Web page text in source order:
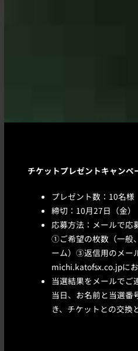
チケットプレゼントキャンペ
プレゼント数：10名様
締切：10月27日（金）
応募方法：メールで応
①ご希望の枚数（一般
ーム）③返信用のメー
michi.katofsx.co.jpにお
当選結果をメールでご
当日、お名前と当選番
き、チケットとの交換